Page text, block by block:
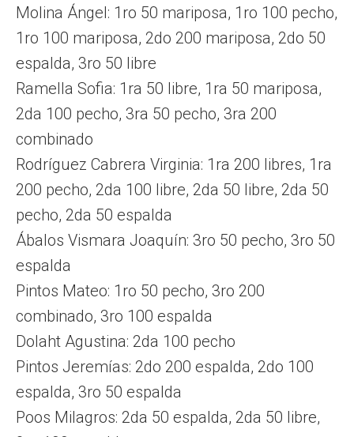
Molina Ángel: 1ro 50 mariposa, 1ro 100 pecho,
1ro 100 mariposa, 2do 200 mariposa, 2do 50
espalda, 3ro 50 libre
Ramella Sofia: 1ra 50 libre, 1ra 50 mariposa,
2da 100 pecho, 3ra 50 pecho, 3ra 200
combinado
Rodríguez Cabrera Virginia: 1ra 200 libres, 1ra
200 pecho, 2da 100 libre, 2da 50 libre, 2da 50
pecho, 2da 50 espalda
Ábalos Vismara Joaquín: 3ro 50 pecho, 3ro 50
espalda
Pintos Mateo: 1ro 50 pecho, 3ro 200
combinado, 3ro 100 espalda
Dolaht Agustina: 2da 100 pecho
Pintos Jeremías: 2do 200 espalda, 2do 100
espalda, 3ro 50 espalda
Poos Milagros: 2da 50 espalda, 2da 50 libre,